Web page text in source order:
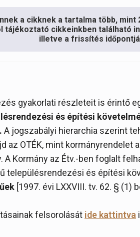
a cikknek a tartalma több,
tájékoztató cikkeinkben található
illetve a frissítés
gyakorlati részleteit is érintő
és építési
A jogszabályi hierarchia szerint
az OTÉK, mint
A Kormány az Étv.-ben foglalt
településrendezési és építési
[1997. évi LXXVIII. tv. 62. § (1)
felsorolását ide kattintva